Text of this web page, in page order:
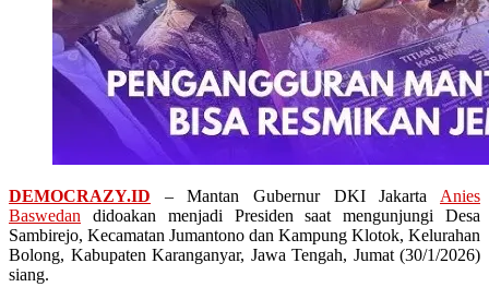
DEMOCRAZY.ID – Mantan Gubernur DKI Jakarta Anies
Baswedan didoakan menjadi Presiden saat mengunjungi Desa
Sambirejo, Kecamatan Jumantono dan Kampung Klotok, Kelurahan
Bolong, Kabupaten Karanganyar, Jawa Tengah, Jumat (30/1/2026)
siang.